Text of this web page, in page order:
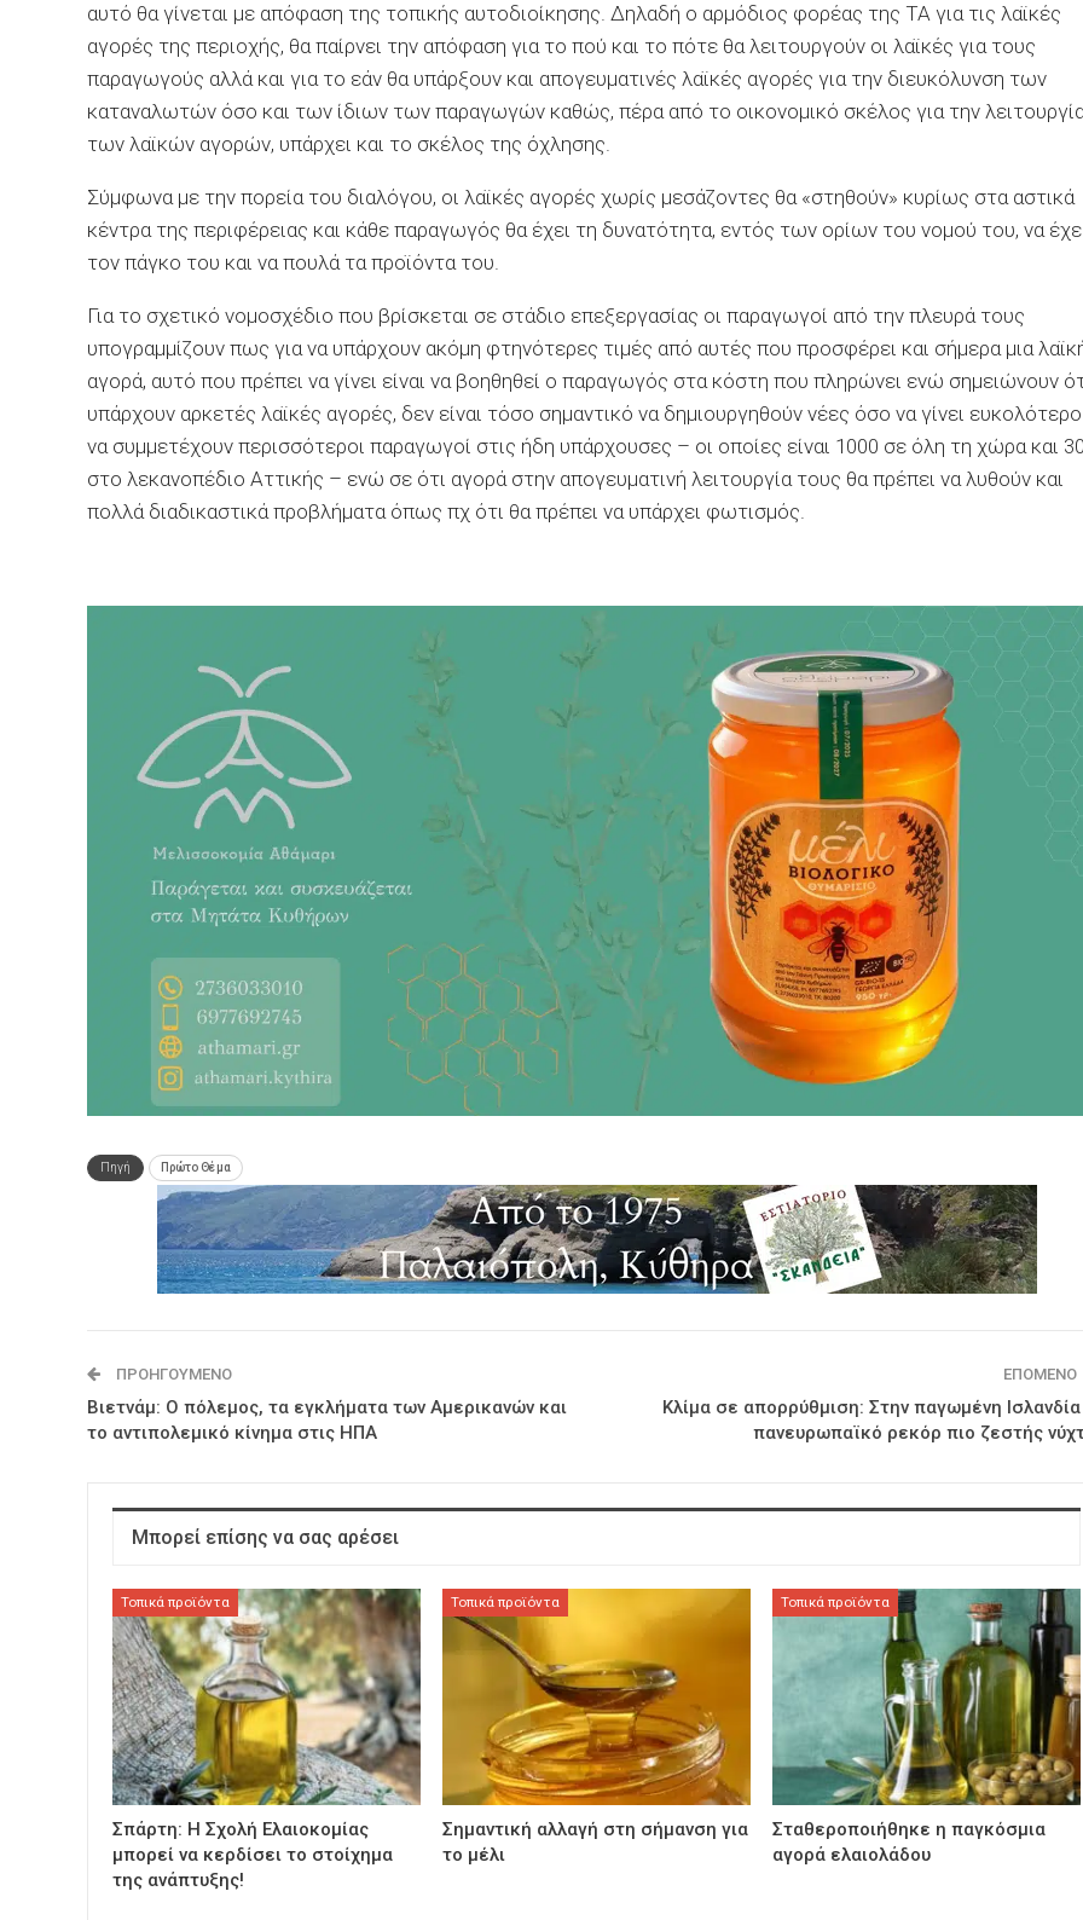
αυτό θα γίνεται με απόφαση της τοπικής αυτοδιοίκησης. Δηλαδή ο αρμόδιος φορέας της ΤΑ για τις λαϊκές
αγορές της περιοχής, θα παίρνει την απόφαση για το πού και το πότε θα λειτουργούν οι λαϊκές για τους
παραγωγούς αλλά και για το εάν θα υπάρξουν και απογευματινές λαϊκές αγορές για την διευκόλυνση των
καταναλωτών όσο και των ίδιων των παραγωγών καθώς, πέρα από το οικονομικό σκέλος για την
των λαϊκών αγορών, υπάρχει και το σκέλος της όχλησης.
Σύμφωνα με την πορεία του διαλόγου, οι λαϊκές αγορές χωρίς μεσάζοντες θα «στηθούν» κυρίως στα αστικά
κέντρα της περιφέρειας και κάθε παραγωγός θα έχει τη δυνατότητα, εντός των ορίων του νομού του, να
τον πάγκο του και να πουλά τα προϊόντα του.
Για το σχετικό νομοσχέδιο που βρίσκεται σε στάδιο επεξεργασίας οι παραγωγοί από την πλευρά τους
υπογραμμίζουν πως για να υπάρχουν ακόμη φτηνότερες τιμές από αυτές που προσφέρει και σήμερα μια
αγορά, αυτό που πρέπει να γίνει είναι να βοηθηθεί ο παραγωγός στα κόστη που πληρώνει ενώ σημειώνουν
υπάρχουν αρκετές λαϊκές αγορές, δεν είναι τόσο σημαντικό να δημιουργηθούν νέες όσο να γίνει ευκολότερο
να συμμετέχουν περισσότεροι παραγωγοί στις ήδη υπάρχουσες – οι οποίες είναι 1000 σε όλη τη χώρα και
στο λεκανοπέδιο Αττικής – ενώ σε ότι αγορά στην απογευματινή λειτουργία τους θα πρέπει να λυθούν και
πολλά διαδικαστικά προβλήματα όπως πχ ότι θα πρέπει να υπάρχει φωτισμός.
Πηγή Πρώτο Θέμα
ΠΡΟΗΓΟΎΜΕΝΟ
Βιετνάμ: Ο πόλεμος, τα εγκλήματα των Αμερικανών και
το αντιπολεμικό κίνημα στις ΗΠΑ
ΕΠΌΜΕΝΟ
Κλίμα σε απορρύθμιση: Στην παγωμένη
πανευρωπαϊκό ρεκόρ πιο ζεστής
Μπορεί επίσης να σας αρέσει
Τοπικά προϊόντα
Σπάρτη: Η Σχολή Ελαιοκομίας
μπορεί να κερδίσει το στοίχημα
της ανάπτυξης!
Τοπικά προϊόντα
Σημαντική αλλαγή στη σήμανση για
το μέλι
Τοπικά προϊόντα
Σταθεροποιήθηκε η παγκόσμια
αγορά ελαιολάδου